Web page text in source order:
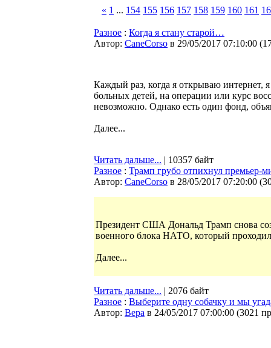
« 1 ... 154 155 156 157 158 159 160 161
Разное : Когда я стану старой…
Автор: CaneCorso в 29/05/2017 07:10:00 (
Каждый раз, когда я открываю
больных детей, на операции или курс
невозможно. Однако есть один фонд,
Далее...
Читать дальше... | 10357 байт
Разное : Трамп грубо отпихнул премьер-
Автор: CaneCorso в 28/05/2017 07:20:00 (
Президент США Дональд Трамп снова
военного блока НАТО, который
Далее...
Читать дальше... | 2076 байт
Разное : Выберите одну собачку и мы
Автор: Bepa в 24/05/2017 07:00:00 (3021